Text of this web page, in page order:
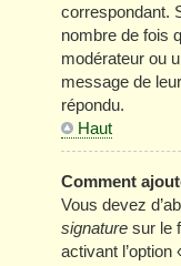
correspondant.
nombre de fois
modérateur ou
message de
répondu.
Haut
Comment
Vous devez
signature sur le
activant